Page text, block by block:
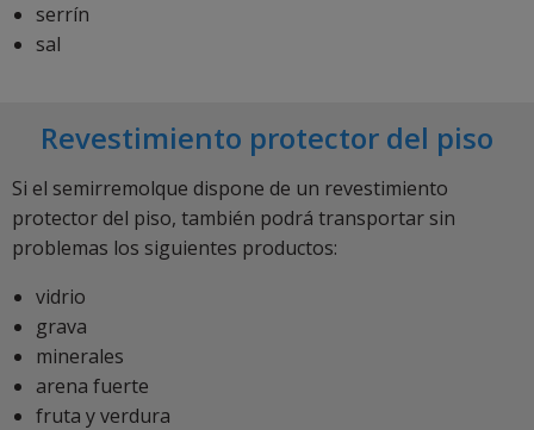
serrín
sal
Revestimiento protector del piso
Si el semirremolque dispone de un revestimiento
protector del piso, también podrá transportar sin
problemas los siguientes productos:
vidrio
grava
minerales
arena fuerte
fruta y verdura